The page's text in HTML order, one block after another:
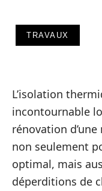
TRAVAUX
L’isolation
incontournable
rénovation
non seulement
optimal, mais
déperditions de